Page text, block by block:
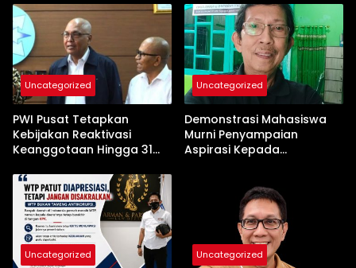
Kemerdekaan Pers
Uncategorized
PWI Pusat Tetapkan
Kebijakan Reaktivasi
Keanggotaan Hingga 31
Uncategorized
Demonstrasi Mahasiswa
Murni Penyampaian
Aspirasi Kepada
Uncategorized Uncategorized